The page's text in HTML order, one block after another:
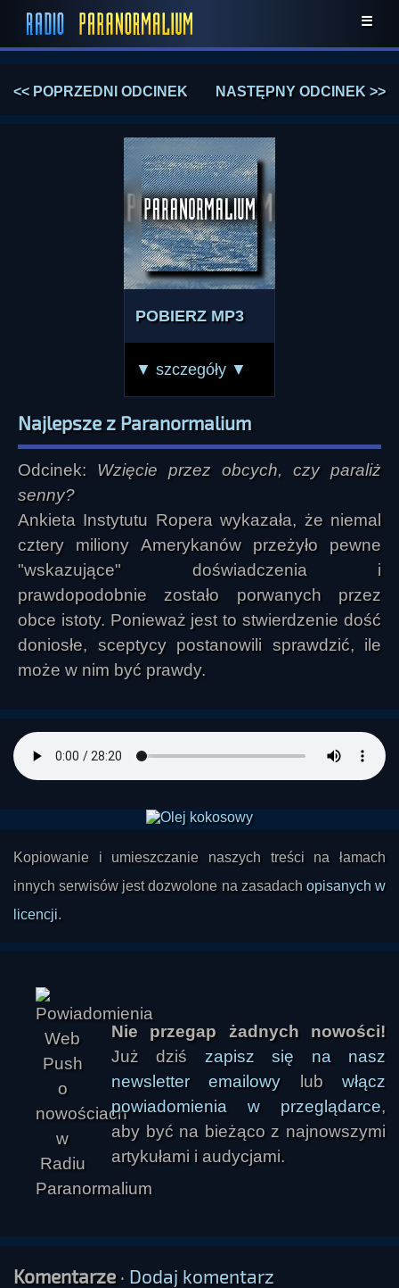
☰
<< POPRZEDNI ODCINEK NASTĘPNY ODCINEK >>
POBIERZ MP3
▼ szczegóły ▼
Najlepsze z Paranormalium
Odcinek: Wzięcie przez obcych, czy paraliż
senny?
Ankieta Instytutu Ropera wykazała, że niemal
cztery miliony Amerykanów przeżyło pewne
"wskazujące" doświadczenia i
prawdopodobnie zostało porwanych przez
obce istoty. Ponieważ jest to stwierdzenie dość
doniosłe, sceptycy postanowili sprawdzić, ile
może w nim być prawdy.
Kopiowanie i umieszczanie naszych treści na łamach
innych serwisów jest dozwolone na zasadach opisanych w
licencji.
Nie przegap żadnych nowości!
Już dziś zapisz się na nasz
newsletter emailowy lubwłącz
powiadomienia w przeglądarce,
aby być na bieżąco z najnowszymi
artykułami i audycjami.
Komentarze· Dodaj komentarz